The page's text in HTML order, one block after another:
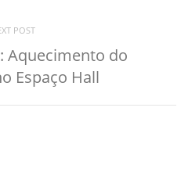
POST
Aquecimento do
Espaço Hall